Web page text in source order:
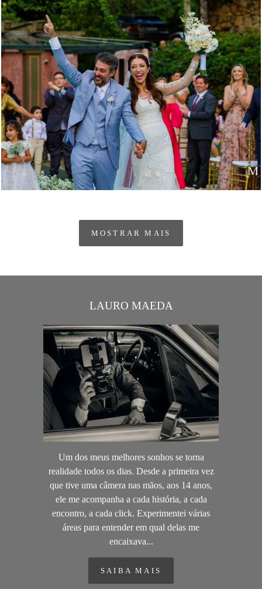
2615 0
MOSTRAR MAIS
LAURO MAEDA
Um dos meus melhores sonhos se torna
realidade todos os dias. Desde a primeira vez
que tive uma câmera nas mãos, aos 14 anos,
ele me acompanha a cada história, a cada
encontro, a cada click. Experimentei várias
áreas para entender em qual delas me
encaixava...
SAIBA MAIS